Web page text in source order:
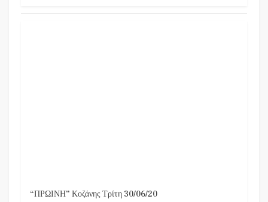
“ΠΡΩΙΝΗ” Κοζάνης Τρίτη 30/06/20